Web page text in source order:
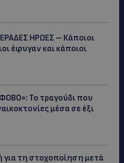
ΗΡΩΕΣ – Κάποιοι
έφυγαν και κάποιοι
Το τραγούδι που
μέσα σε έξι
για τη στοχοποίηση μετά